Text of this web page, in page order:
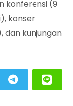
konferensi (9
konser
dan kunjungan